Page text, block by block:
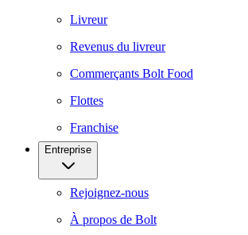
Livreur
Revenus du livreur
Commerçants Bolt Food
Flottes
Franchise
Entreprise
Rejoignez-nous
À propos de Bolt